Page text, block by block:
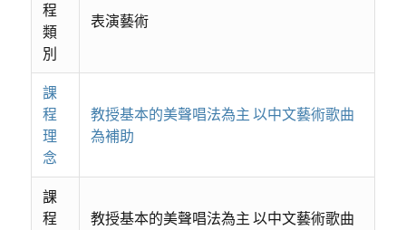
程
類
別
表演藝術
課
程
理
念
教授基本的美聲唱法為主 以中文藝術歌曲
為補助
課
程
教授基本的美聲唱法為主 以中文藝術歌曲